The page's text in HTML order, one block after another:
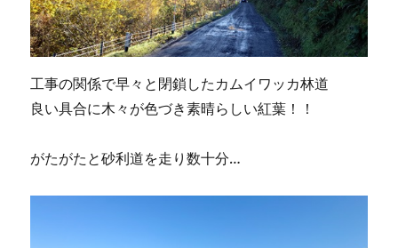
工事の関係で早々と閉鎖したカムイワッカ林道
良い具合に木々が色づき素晴らしい紅葉！！
がたがたと砂利道を走り数十分…